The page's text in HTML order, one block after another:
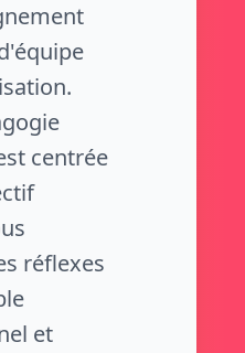
centrée
réflexes
et